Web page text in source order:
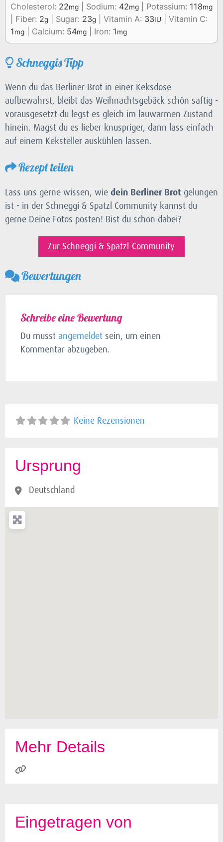
Cholesterol: 22mg Sodium: 42mg Potassium: 118mg
Fiber: 2g Sugar: 23g Vitamin A: 33IU
Vitamin C:
1mg Calcium: 54mg Iron: 1mg
Schneggis Tipp
Wenn du das Berliner Brot in einer Keksdose
aufbewahrst, bleibt das Weihnachtsgebäck schön saftig -
vorausgesetzt du legst es gleich im lauwarmen Zustand
hinein. Magst du es lieber knuspriger, dann lass einfach
auf einem Keksteller auskühlen lassen.
Rezept teilen
Lass uns gerne wissen, wie dein Berliner Brot gelungen
ist - in der Schneggi & Spatzl Community kannst du
gerne Deine Fotos posten! Bist du schon dabei?
Zur Schneggi & Spatzl Community
Bewertungen
Schreibe eine Bewertung
Du musst angemeldet sein, um einen
Kommentar abzugeben.
Keine Rezensionen
Ursprung
Deutschland
Mehr Details
Eingetragen von